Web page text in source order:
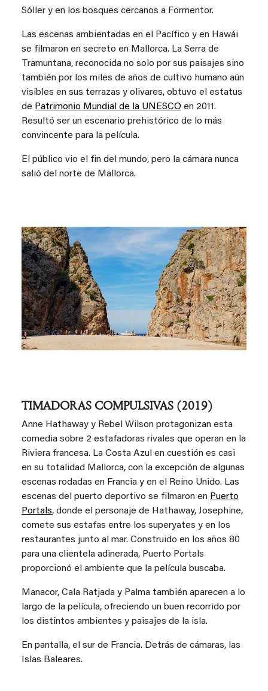
Sóller y en los bosques cercanos a Formentor.
Las escenas ambientadas en el Pacífico y en Hawái
se filmaron en secreto en Mallorca. La Serra de
Tramuntana, reconocida no solo por sus paisajes sino
también por los miles de años de cultivo humano aún
visibles en sus terrazas y olivares, obtuvo el estatus
de Patrimonio Mundial de la UNESCO en 2011.
Resultó ser un escenario prehistórico de lo más
convincente para la película.
El público vio el fin del mundo, pero la cámara nunca
salió del norte de Mallorca.
TIMADORAS COMPULSIVAS (2019)
Anne Hathaway y Rebel Wilson protagonizan esta
comedia sobre 2 estafadoras rivales que operan en la
Riviera francesa. La Costa Azul en cuestión es casi
en su totalidad Mallorca, con la excepción de algunas
escenas rodadas en Francia y en el Reino Unido. Las
escenas del puerto deportivo se filmaron en Puerto
Portals, donde el personaje de Hathaway, Josephine,
comete sus estafas entre los superyates y en los
restaurantes junto al mar. Construido en los años 80
para una clientela adinerada, Puerto Portals
proporcionó el ambiente que la película buscaba.
Manacor, Cala Ratjada y Palma también aparecen a lo
largo de la película, ofreciendo un buen recorrido por
los distintos ambientes y paisajes de la isla.
En pantalla, el sur de Francia. Detrás de cámaras, las
Islas Baleares.